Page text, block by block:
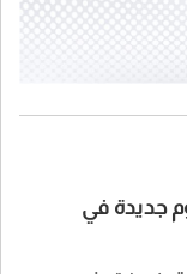
جديدة في